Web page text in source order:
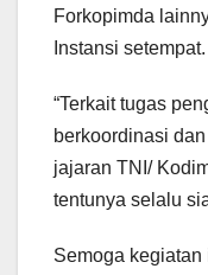
Forkopimda
Instansi setempat.
“Terkait tugas
berkoordinasi
jajaran TNI/
tentunya selalu
Semoga